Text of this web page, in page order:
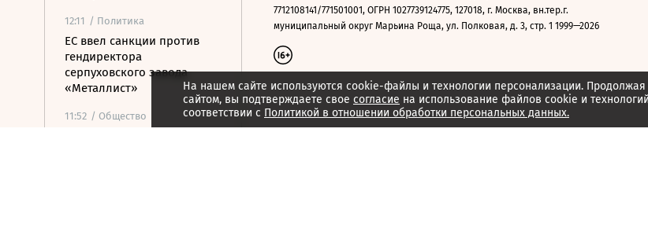
12:11 / Политика
ЕС ввел санкции против
гендиректора
серпуховского завода
«Металлист»
11:52 / Общество
На нашем сайте используются cookie-файлы и технологии персонализации.
сайтом, вы подтверждаете свое согласие на использование файлов cookie и
соответствии с Политикой в отношении обработки персональных данных.
7712108141/771501001, ОГРН 1027739124775, 127018, г. Москва, вн.тер.г.
муниципальный округ Марьина Роща, ул. Полковая, д. 3, стр. 1 1999—2026